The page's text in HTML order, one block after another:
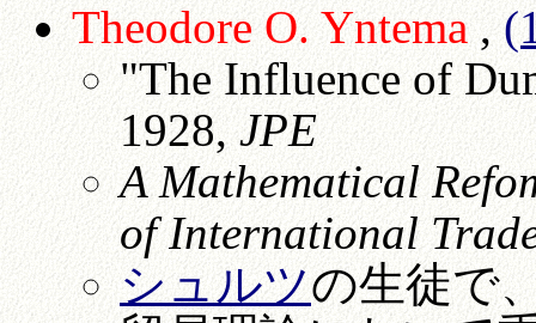
Theodore O. Yntema ,
"The Influence of
1928,JPE
A Mathematical
of International
シュルツの生徒で